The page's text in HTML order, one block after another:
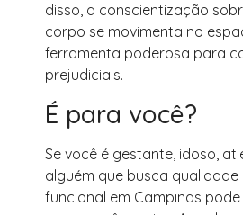
disso, a conscientização
corpo se movimenta no
ferramenta poderosa para
prejudiciais.
É para você?
Se você é gestante, idoso,
alguém que busca qualidade
funcional em Campinas